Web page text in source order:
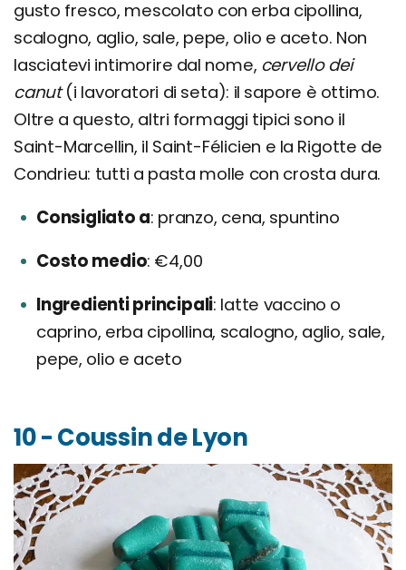
gusto fresco, mescolato con erba cipollina,
scalogno, aglio, sale, pepe, olio e aceto. Non
lasciatevi intimorire dal nome, cervello dei
canut(i lavoratori di seta): il sapore è ottimo.
Oltre a questo, altri formaggi tipici sono il
Saint-Marcellin, il Saint-Félicien e la Rigotte de
Condrieu: tutti a pasta molle con crosta dura.
Consigliato a pranzo, cena, spuntino
Costo medio €4,00
Ingredienti principali latte vaccino o
caprino, erba cipollina, scalogno, aglio, sale,
pepe, olio e aceto
10 - Coussin de Lyon